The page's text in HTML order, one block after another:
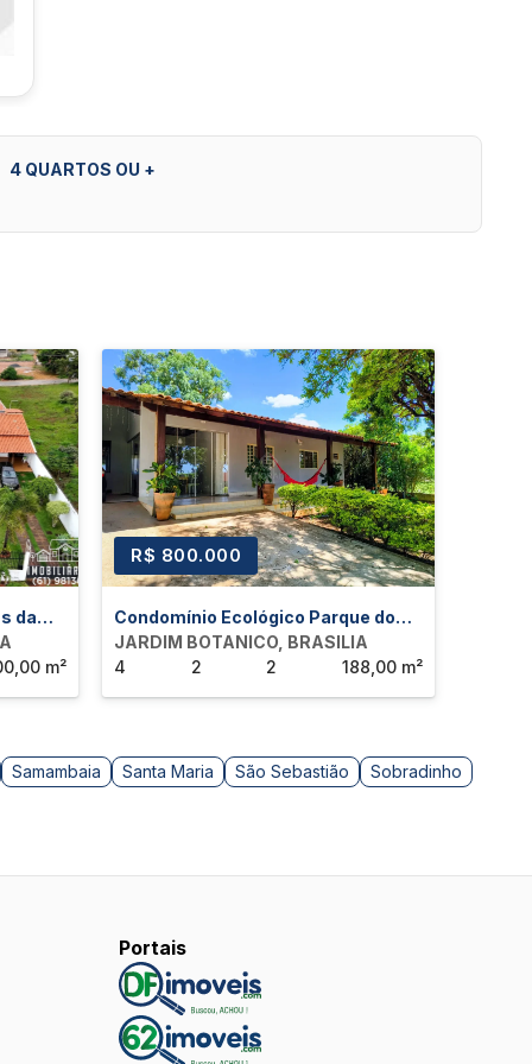
4 QUARTOS OU +
da
m²
R$ 800.000
Condomínio Ecológico Parque do
Mirante
JARDIM BOTANICO, BRASILIA
4
2 2 188,00 m²
Samambaia Santa Maria São Sebastião Sobradinho
Portais